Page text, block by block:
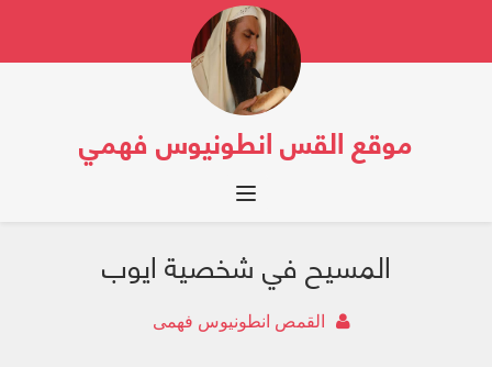
موقع القس انطونيوس فهمي
Toggle navigation
المسيح في شخصية ايوب
القمص انطونيوس فهمى